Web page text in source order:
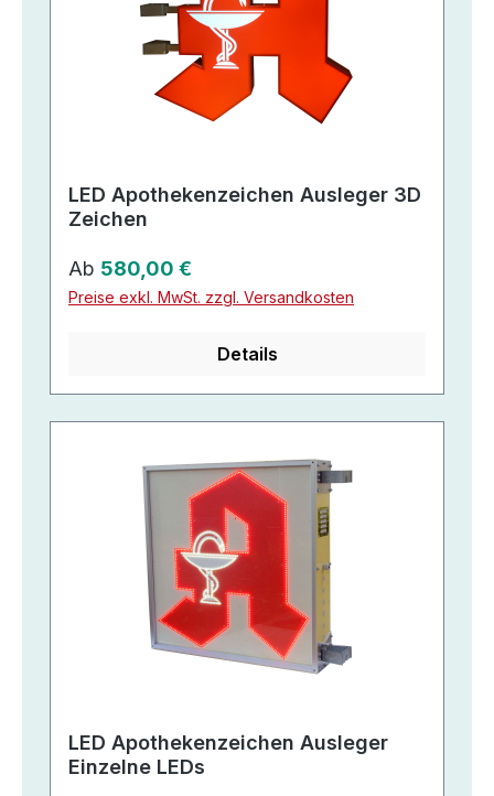
LED Apothekenzeichen Ausleger 3D
Zeichen
Regulärer Preis:
Ab 580,00 €
Preise exkl. MwSt. zzgl. Versandkosten
Details
LED Apothekenzeichen Ausleger
Einzelne LEDs